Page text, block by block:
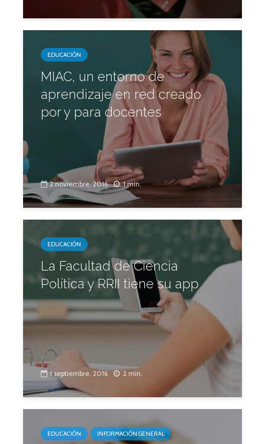
EDUCACIÓN
MIAC, un entorno de
aprendizaje en red creado
por y para docentes
2 noviembre, 2016 1 min.
EDUCACIÓN
La Facultad de Ciencia
Política y RRII tiene su app
1 septiembre, 2016 2 min.
EDUCACIÓN INFORMACIÓN GENERAL